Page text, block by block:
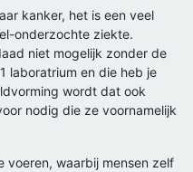
kanker, het is een veel
onderzochte ziekte.
niet mogelijk zonder de
laboratrium en die heb je
wordt dat ook
nodig die ze voornamelijk
voeren, waarbij mensen zelf